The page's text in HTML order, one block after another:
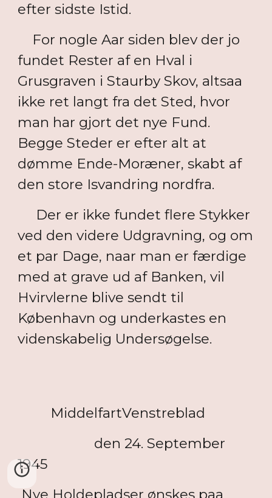
efter sidste Istid.
For nogle Aar siden blev der jo
fundet Rester af en Hval i
Grusgraven i Staurby Skov, altsaa
ikke ret langt fra det Sted, hvor
man har gjort det nye Fund.
Begge Steder er efter alt at
dømme Ende-Moræner, skabt af
den store Isvandring nordfra.
Der er ikke fundet flere Stykker
ved den videre Udgravning, og om
et par Dage, naar man er færdige
med at grave ud af Banken, vil
Hvirvlerne blive sendt til
København og underkastes en
videnskabelig Undersøgelse.
MiddelfartVenstreblad
den 24. September
1945
Nye Holdepladser ønskes paa